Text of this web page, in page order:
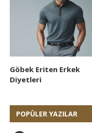
Göbek Eriten Erkek
Diyetleri
POPÜLER YAZILAR